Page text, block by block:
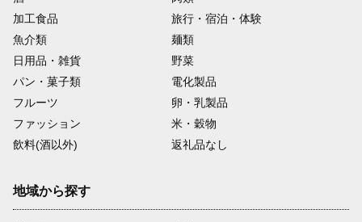
加工食品
旅行・宿泊・体験
魚介類
麺類
日用品・雑貨
野菜
パン・菓子類
電化製品
フルーツ
卵・乳製品
ファッション
米・穀物
飲料(酒以外)
返礼品なし
地域から探す